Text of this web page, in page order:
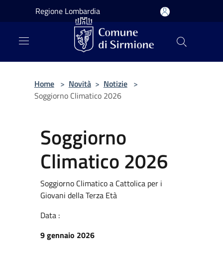
Salta al contenuto principale
Regione Lombardia
Home > Novità > Notizie >
Soggiorno Climatico 2026
Soggiorno
Climatico 2026
Soggiorno Climatico a Cattolica per i
Giovani della Terza Età
Data :
9 gennaio 2026